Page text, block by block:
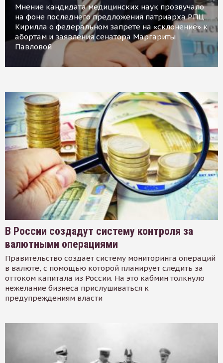
Мнение кандидата медицинских наук прозвучало
на фоне последнего предложения патриарха РПЦ
Кирилла о федеральном запрете на «склонение» к
абортам и заявления сенатора Маргариты
Павловой
В России создадут систему контроля за
валютными операциями
Правительство создает систему мониторинга операций
в валюте, с помощью которой планирует следить за
оттоком капитала из России. На это кабмин толкнуло
нежелание бизнеса прислушиваться к
предупреждениям власти